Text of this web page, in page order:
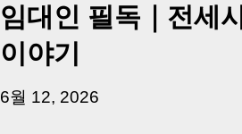
꼭 준비해야 하는지 중개 실무
하시면, 잔금일이 더 이상 두려
Introduction (Tap to expand)
임대인 필독｜전세
이야기
6월 12, 2026